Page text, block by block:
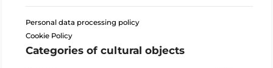
Personal data processing policy
Cookie Policy
Categories of cultural objects